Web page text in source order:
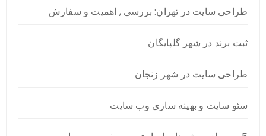
طراحی سایت در تهران: بررسی , اهمیت و سفارش
ثبت برند در شهر گلپایگان
طراحی سایت در شهر زنجان
سئو سایت و بهینه سازی وب سایت